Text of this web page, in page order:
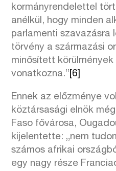
kormányrendelettel
anélkül, hogy minden
parlamenti szavazásra
törvény a származási
minősített
vonatkozna.” [6]
Ennek az előzménye
köztársasági elnök
Faso fővárosa,
kijelentette: „nem
számos afrikai
egy nagy része